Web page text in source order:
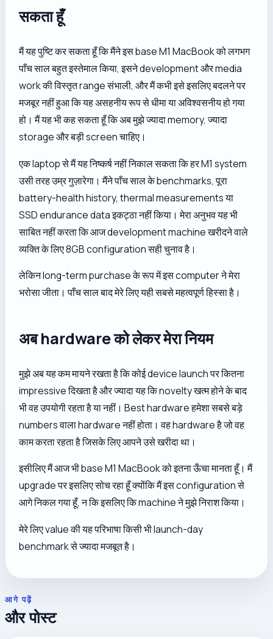
सकता हूँ
मैं यह पुष्टि कर सकता हूँ कि मैंने इस base M1 MacBook को लगभग
पाँच साल बहुत इस्तेमाल किया, इसने development और media
work की विस्तृत range संभाली, और मैं कभी इसे इसलिए बदलने पर
मजबूर नहीं हुआ कि यह असहनीय रूप से धीमा या अविश्वसनीय हो गया
हो। मैं यह भी कह सकता हूँ कि अब मुझे ज्यादा memory, ज्यादा
storage और बड़ी screen चाहिए।
एक laptop से मैं यह निष्कर्ष नहीं निकाल सकता कि हर M1 system
उसी तरह उम्र गुज़ारेगा। मैंने पाँच साल के benchmarks, पूरा
battery-health history, thermal measurements या
SSD endurance data इकट्ठा नहीं किया। मेरा अनुभव यह भी
साबित नहीं करता कि आज development machine खरीदने वाले
व्यक्ति के लिए 8GB configuration सही चुनाव है।
लेकिन long-term purchase के रूप में इस computer ने मेरा
भरोसा जीता। पाँच साल बाद मेरे लिए यही सबसे महत्वपूर्ण हिस्सा है।
अब hardware को लेकर मेरा नियम
मुझे अब यह कम मायने रखता है कि कोई device launch पर कितना
impressive दिखता है और ज्यादा यह कि novelty खत्म होने के बाद
भी वह उपयोगी रहता है या नहीं। Best hardware हमेशा सबसे बड़े
numbers वाला hardware नहीं होता। वह hardware है जो वह
काम करता रहता है जिसके लिए आपने उसे खरीदा था।
इसीलिए मैं आज भी base M1 MacBook को इतना ऊँचा मानता हूँ। मैं
upgrade पर इसलिए सोच रहा हूँ क्योंकि मैं इस configuration से
आगे निकल गया हूँ, न कि इसलिए कि machine ने मुझे निराश किया।
मेरे लिए value की यह परिभाषा किसी भी launch-day
benchmark से ज्यादा मजबूत है।
आगे पढ़ें
और पोस्ट